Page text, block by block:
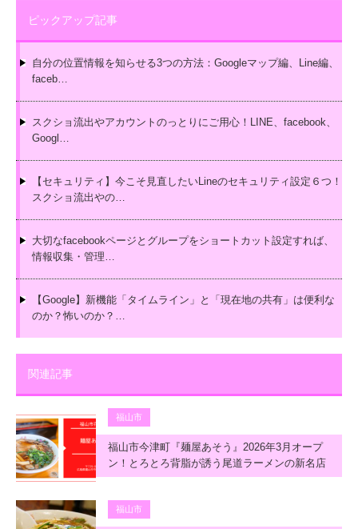
ピックアップ記事
自分の位置情報を知らせる3つの方法：Googleマップ編、Line編、
faceb…
スクショ流出やアカウントのっとりにご用心！LINE、facebook、
Googl…
【セキュリティ】今こそ見直したいLineのセキュリティ設定６つ！
スクショ流出やの…
大切なfacebookページとグループをショートカット設定すれば、
情報収集・管理…
【Google】新機能「タイムライン」と「現在地の共有」は便利な
のか？怖いのか？…
関連記事
福山市
福山市今津町『麺屋あそう』2026年3月オープ
ン！とろとろ背脂が誘う尾道ラーメンの新名店
福山市